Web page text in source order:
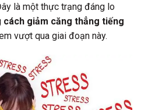
là một thực trạng đáng lo
cách giảm căng thẳng tiếng
vượt qua giai đoạn này.